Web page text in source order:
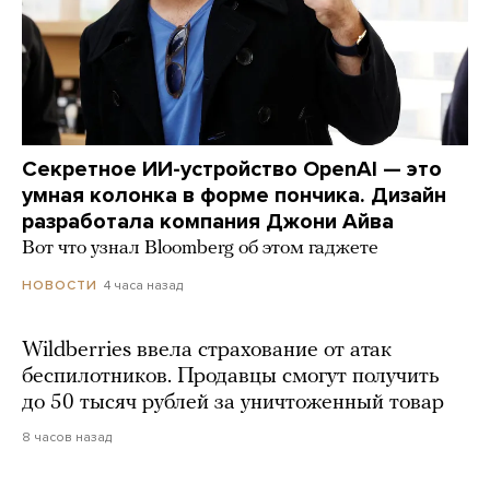
Секретное ИИ-устройство OpenAI — это
умная колонка в форме пончика. Дизайн
разработала компания Джони Айва
Вот что узнал Bloomberg об этом гаджете
НОВОСТИ 4 часа назад
Wildberries ввела страхование от атак
беспилотников. Продавцы смогут получить
до 50 тысяч рублей за уничтоженный товар
8 часов назад